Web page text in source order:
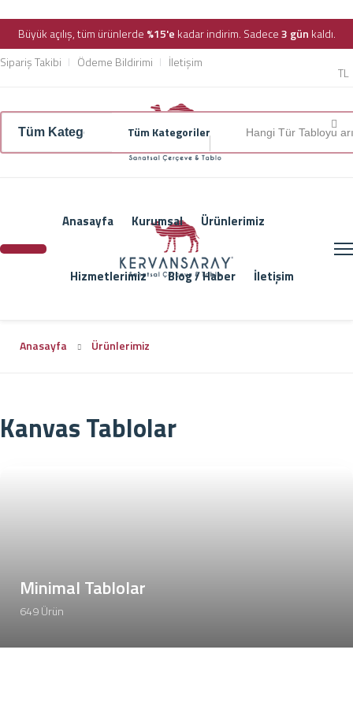
Büyük açılış, tüm ürünlerde %15'e kadar indirim. Sadece3 gün kaldı.
Sipariş Takibi
Ödeme Bildirimi İletişim
TL
Tüm Kategoriler
Anasayfa Kurumsal Ürünlerimiz
Hizmetlerimiz Blog / Haber İletişim
Anasayfa Ürünlerimiz
Kanvas Tablolar
Minimal Tablolar
649 Ürün